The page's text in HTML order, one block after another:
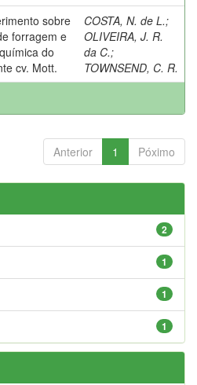
sobre
forragem e
do
cv. Mott.
COSTA, N. de L.;
OLIVEIRA, J. R.
da C.;
TOWNSEND, C. R.
Anterior 1 Póximo
2
1
1
1